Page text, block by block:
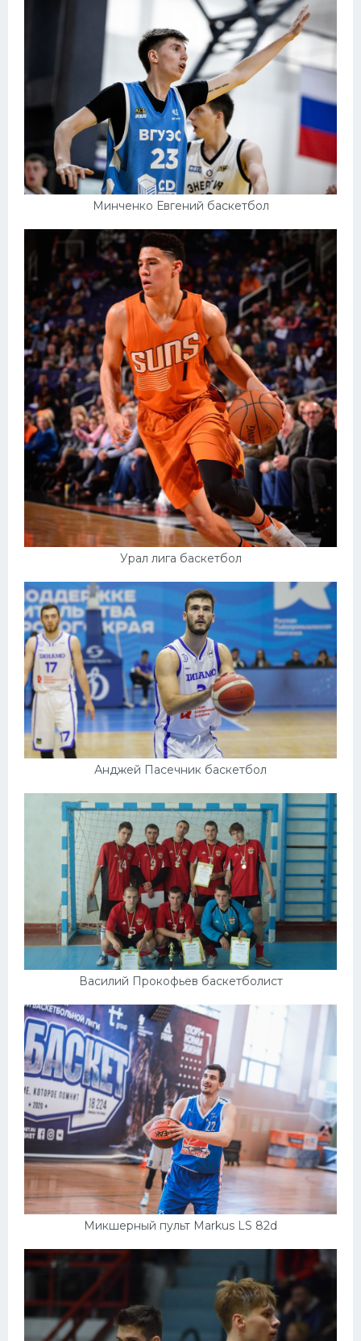
Минченко Евгений баскетбол
Урал лига баскетбол
Анджей Пасечник баскетбол
Василий Прокофьев баскетболист
Микшерный пульт Markus LS 82d